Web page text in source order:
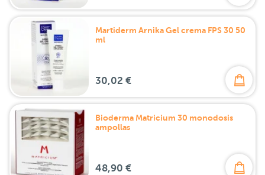
Martiderm Arnika Gel crema FPS 30 50
ml
30,02 €
Bioderma Matricium 30 monodosis
ampollas
48,90 €